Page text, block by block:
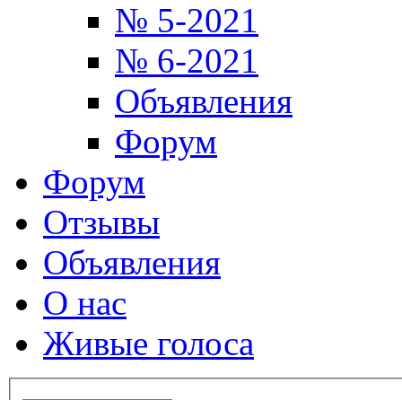
№ 5-2021
№ 6-2021
Объявления
Форум
Форум
Отзывы
Объявления
О нас
Живые голоса